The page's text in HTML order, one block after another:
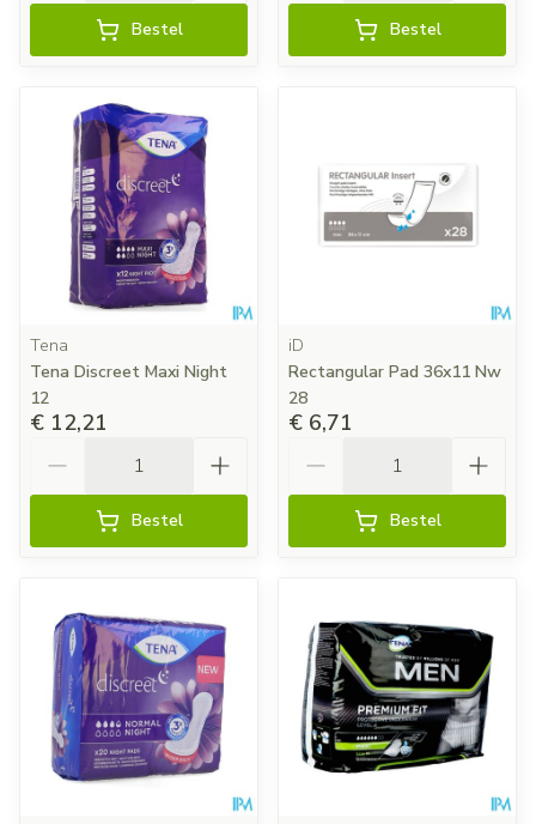
Bestel Bestel
Tena
Tena Discreet Maxi Night
12
€ 12,21
Bestel
iD
Rectangular Pad 36x11 Nw
28
€ 6,71
Bestel